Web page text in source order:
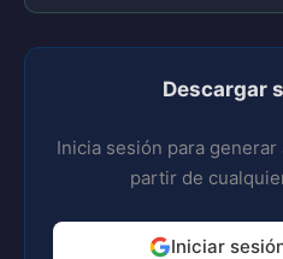
Descargar
Inicia sesión para
partir de
Iniciar